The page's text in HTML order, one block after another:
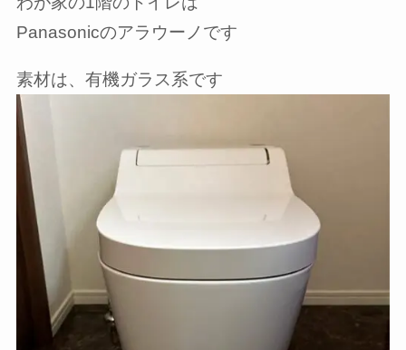
Panasonicのアラウーノです
素材は、有機ガラス系です